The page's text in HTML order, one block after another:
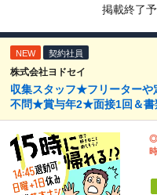
掲載終了
NEW 契約社員
株式会社ヨドセイ
収集スタッフ★フリーター
不問★賞与年2★面接1回＆書
◎